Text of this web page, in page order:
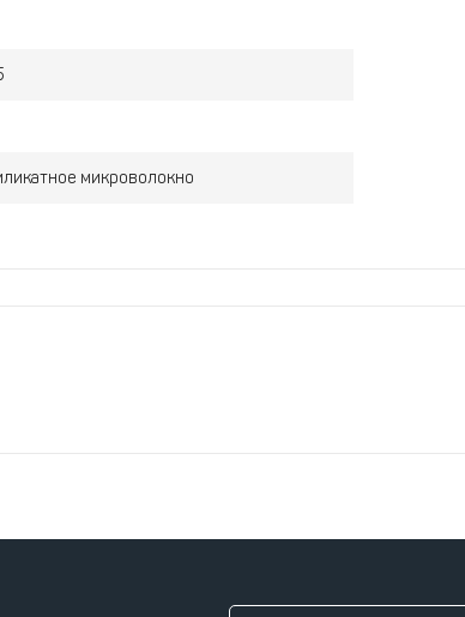
микроволокно